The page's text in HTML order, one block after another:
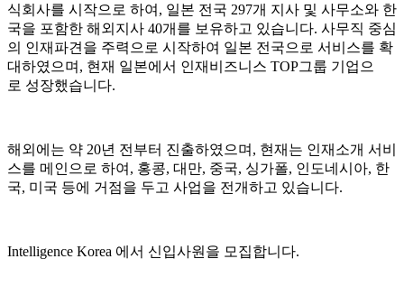
식회사를 시작으로 하여, 일본 전국 297개 지사 및 사무소와 한
국을 포함한 해외지사 40개를 보유하고 있습니다. 사무직 중심
의 인재파견을 주력으로 시작하여 일본 전국으로 서비스를 확
대하였으며, 현재 일본에서 인재비즈니스 TOP그룹 기업으
로 성장했습니다.
해외에는 약 20년 전부터 진출하였으며, 현재는 인재소개 서비
스를 메인으로 하여, 홍콩, 대만, 중국, 싱가폴, 인도네시아, 한
국, 미국 등에 거점을 두고 사업을 전개하고 있습니다.
Intelligence Korea 에서 신입사원을 모집합니다.